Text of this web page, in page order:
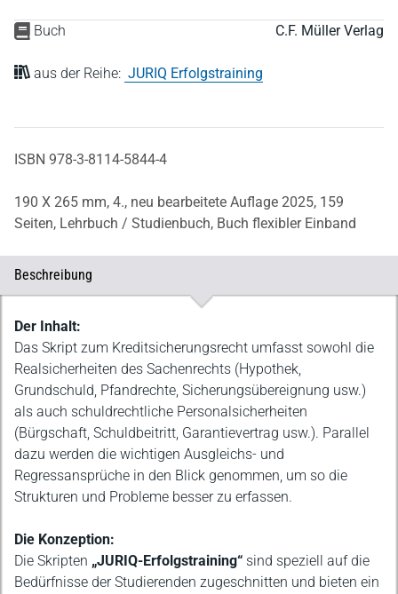
Buch C.F. Müller Verlag
aus der Reihe: JURIQ Erfolgstraining
ISBN 978-3-8114-5844-4
190 X 265 mm, 4., neu bearbeitete Auflage 2025, 159
Seiten, Lehrbuch / Studienbuch, Buch flexibler Einband
Beschreibung
Beschreibung
Der Inhalt:
Das Skript zum Kreditsicherungsrecht umfasst sowohl die
Realsicherheiten des Sachenrechts (Hypothek,
Grundschuld, Pfandrechte, Sicherungsübereignung usw.)
als auch schuldrechtliche Personalsicherheiten
(Bürgschaft, Schuldbeitritt, Garantievertrag usw.). Parallel
dazu werden die wichtigen Ausgleichs- und
Regressansprüche in den Blick genommen, um so die
Strukturen und Probleme besser zu erfassen.
Die Konzeption:
Die Skripten „JURIQ-Erfolgstraining“ sind speziell auf die
Bedürfnisse der Studierenden zugeschnitten und bieten ein